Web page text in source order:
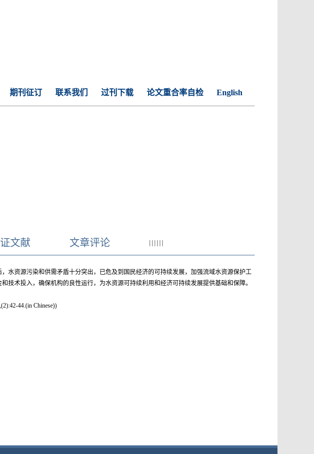
期刊征订 联系我们 过刊下载 论文重合率自检 English
文献 文章评论
水资源污染和供需矛盾十分突出，已危及到国民经济的可持续发展，加强流域水资源保护工
术投入，确保机构的良性运行，为水资源可持续利用和经济可持续发展提供基础和保障。
44.(in Chinese))